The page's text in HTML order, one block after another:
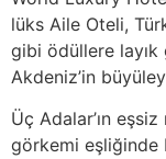
lüks Aile Oteli,
gibi ödüllere layık
Akdeniz’in
Üç Adalar’ın eşsiz
görkemi eşliğinde